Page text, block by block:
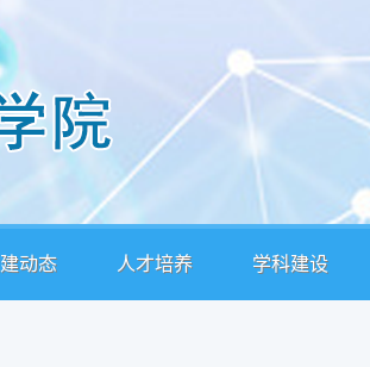
动态 人才培养 学科建设